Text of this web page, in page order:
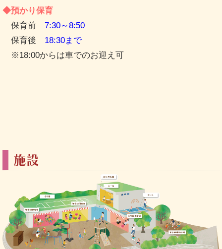
◆預かり保育
保育前 7:30～8:50
保育後 18:30まで
※18:00からは車でのお迎え可
施設